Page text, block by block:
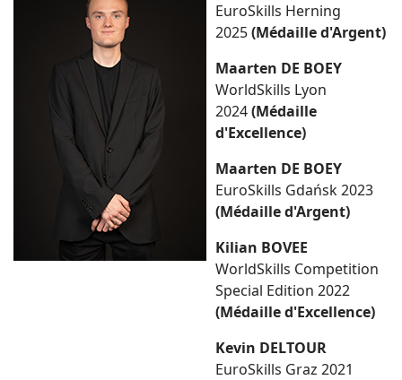
EuroSkills Herning
2025(Médaille d'Argent)
Maarten DE BOEY
WorldSkills Lyon
2024(Médaille
d'Excellence)
Maarten DE BOEY
EuroSkills Gdańsk 2023
(Médaille d'Argent)
Kilian BOVEE
WorldSkills Competition
Special Edition 2022
(Médaille d'Excellence)
Kevin DELTOUR
EuroSkills Graz 2021